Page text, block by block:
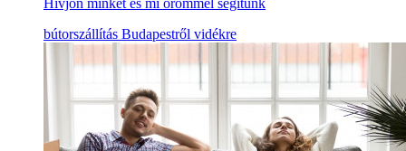
Hívjon minket és mi örömmel segítünk
bútorszállítás Budapestről vidékre